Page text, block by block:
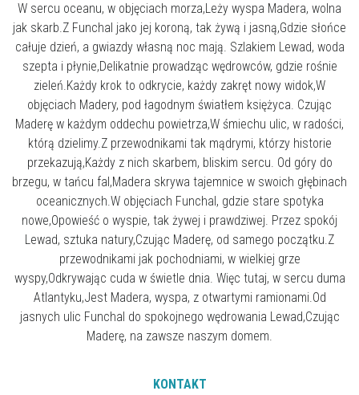
W sercu oceanu, w objęciach morza,Leży wyspa Madera, wolna
jak skarb.Z Funchal jako jej koroną, tak żywą i jasną,Gdzie słońce
całuje dzień, a gwiazdy własną noc mają. Szlakiem Lewad, woda
szepta i płynie,Delikatnie prowadząc wędrowców, gdzie rośnie
zieleń.Każdy krok to odkrycie, każdy zakręt nowy widok,W
objęciach Madery, pod łagodnym światłem księżyca. Czując
Maderę w każdym oddechu powietrza,W śmiechu ulic, w radości,
którą dzielimy.Z przewodnikami tak mądrymi, którzy historie
przekazują,Każdy z nich skarbem, bliskim sercu. Od góry do
brzegu, w tańcu fal,Madera skrywa tajemnice w swoich głębinach
oceanicznych.W objęciach Funchal, gdzie stare spotyka
nowe,Opowieść o wyspie, tak żywej i prawdziwej. Przez spokój
Lewad, sztuka natury,Czując Maderę, od samego początku.Z
przewodnikami jak pochodniami, w wielkiej grze
wyspy,Odkrywając cuda w świetle dnia. Więc tutaj, w sercu duma
Atlantyku,Jest Madera, wyspa, z otwartymi ramionami.Od
jasnych ulic Funchal do spokojnego wędrowania Lewad,Czując
Maderę, na zawsze naszym domem.
KONTAKT